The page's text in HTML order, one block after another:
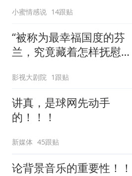
小蜜情感说 14跟贴
“被称为最幸福国度的芬
兰，究竟藏着怎样抚慰人
影视大剧院 1跟贴
讲真，是球网先动手
的！！！
新媒体 45跟贴
论背景音乐的重要性！！